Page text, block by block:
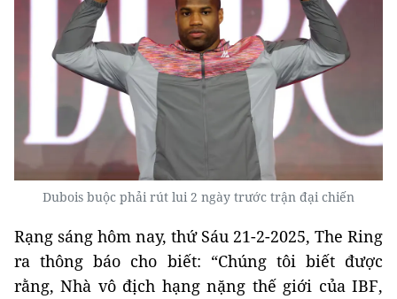
Dubois buộc phải rút lui 2 ngày trước trận đại chiến
Rạng sáng hôm nay, thứ Sáu 21-2-2025, The Ring
ra thông báo cho biết: “Chúng tôi biết được
rằng, Nhà vô địch hạng nặng thế giới của IBF,